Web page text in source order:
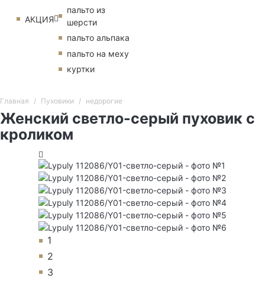
АКЦИЯ
пальто из
шерсти
пальто альпака
пальто на меху
куртки
Главная Пуховики недорогие
Женский светло-серый пуховик с
кроликом
1
2
3